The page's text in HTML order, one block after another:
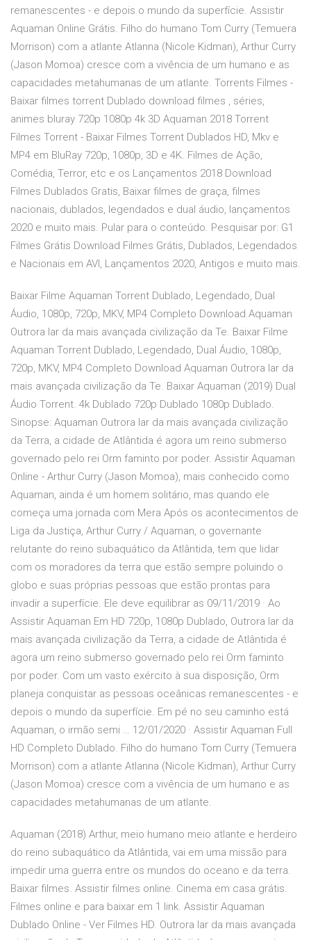
remanescentes - e depois o mundo da superfície. Assistir
Aquaman Online Grátis. Filho do humano Tom Curry (Temuera
Morrison) com a atlante Atlanna (Nicole Kidman), Arthur Curry
(Jason Momoa) cresce com a vivência de um humano e as
capacidades metahumanas de um atlante. Torrents Filmes -
Baixar filmes torrent Dublado download filmes , séries,
animes bluray 720p 1080p 4k 3D Aquaman 2018 Torrent
Filmes Torrent - Baixar Filmes Torrent Dublados HD, Mkv e
MP4 em BluRay 720p, 1080p, 3D e 4K. Filmes de Ação,
Comédia, Terror, etc e os Lançamentos 2018 Download
Filmes Dublados Gratis, Baixar filmes de graça, filmes
nacionais, dublados, legendados e dual áudio, lançamentos
2020 e muito mais. Pular para o conteúdo. Pesquisar por: G1
Filmes Grátis Download Filmes Grátis, Dublados, Legendados
e Nacionais em AVI, Lançamentos 2020, Antigos e muito mais.
Baixar Filme Aquaman Torrent Dublado, Legendado, Dual
Áudio, 1080p, 720p, MKV, MP4 Completo Download Aquaman
Outrora lar da mais avançada civilização da Te. Baixar Filme
Aquaman Torrent Dublado, Legendado, Dual Áudio, 1080p,
720p, MKV, MP4 Completo Download Aquaman Outrora lar da
mais avançada civilização da Te. Baixar Aquaman (2019) Dual
Áudio Torrent. 4k Dublado 720p Dublado 1080p Dublado.
Sinopse: Aquaman Outrora lar da mais avançada civilização
da Terra, a cidade de Atlântida é agora um reino submerso
governado pelo rei Orm faminto por poder. Assistir Aquaman
Online - Arthur Curry (Jason Momoa), mais conhecido como
Aquaman, ainda é um homem solitário, mas quando ele
começa uma jornada com Mera Após os acontecimentos de
Liga da Justiça, Arthur Curry / Aquaman, o governante
relutante do reino subaquático da Atlântida, tem que lidar
com os moradores da terra que estão sempre poluindo o
globo e suas próprias pessoas que estão prontas para
invadir a superfície. Ele deve equilibrar as 09/11/2019 · Ao
Assistir Aquaman Em HD 720p, 1080p Dublado, Outrora lar da
mais avançada civilização da Terra, a cidade de Atlântida é
agora um reino submerso governado pelo rei Orm faminto
por poder. Com um vasto exército à sua disposição, Orm
planeja conquistar as pessoas oceânicas remanescentes - e
depois o mundo da superfície. Em pé no seu caminho está
Aquaman, o irmão semi … 12/01/2020 · Assistir Aquaman Full
HD Completo Dublado. Filho do humano Tom Curry (Temuera
Morrison) com a atlante Atlanna (Nicole Kidman), Arthur Curry
(Jason Momoa) cresce com a vivência de um humano e as
capacidades metahumanas de um atlante.
Aquaman (2018) Arthur, meio humano meio atlante e herdeiro
do reino subaquático da Atlântida, vai em uma missão para
impedir uma guerra entre os mundos do oceano e da terra.
Baixar filmes. Assistir filmes online. Cinema em casa grátis.
Filmes online e para baixar em 1 link. Assistir Aquaman
Dublado Online - Ver Filmes HD. Outrora lar da mais avançada